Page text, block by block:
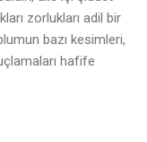
zorlukları adil bir
bazı kesimleri,
hafife